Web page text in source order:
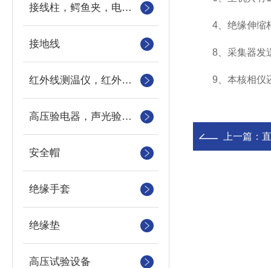
接线柱，鳄鱼夹，电力测试钳，测试导线包
接地线
红外线测温仪，红外测温仪，测温枪，测温计
高压验电器，声光验电器，语言验电器，直流验电器，高压验电笔
安全帽
绝缘手套
绝缘垫
高压试验设备
4、绝缘伸缩杆
8、采集器发送
9、本核相仪还
上一篇：